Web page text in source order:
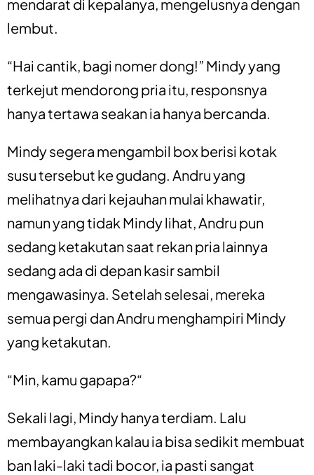
mendarat di kepalanya, mengelusnya dengan
lembut.
“Hai cantik, bagi nomer dong!” Mindy yang
terkejut mendorong pria itu, responsnya
hanya tertawa seakan ia hanya bercanda.
Mindy segera mengambil box berisi kotak
susu tersebut ke gudang. Andru yang
melihatnya dari kejauhan mulai khawatir,
namun yang tidak Mindy lihat, Andru pun
sedang ketakutan saat rekan pria lainnya
sedang ada di depan kasir sambil
mengawasinya. Setelah selesai, mereka
semua pergi dan Andru menghampiri Mindy
yang ketakutan.
“Min, kamu gapapa?“
Sekali lagi, Mindy hanya terdiam. Lalu
membayangkan kalau ia bisa sedikit membuat
ban laki-laki tadi bocor, ia pasti sangat